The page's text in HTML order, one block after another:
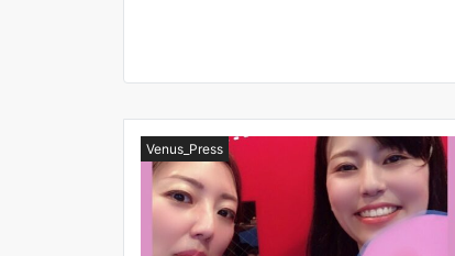
Venus_Press